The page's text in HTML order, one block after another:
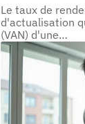
Le taux de
d'actualisation
(VAN) d'une…